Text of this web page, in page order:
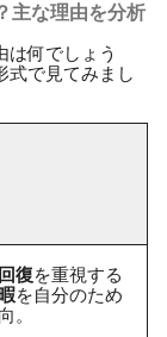
主な理由を分析
は何でしょう
式で見てみまし
復を重視する
を自分のため
。